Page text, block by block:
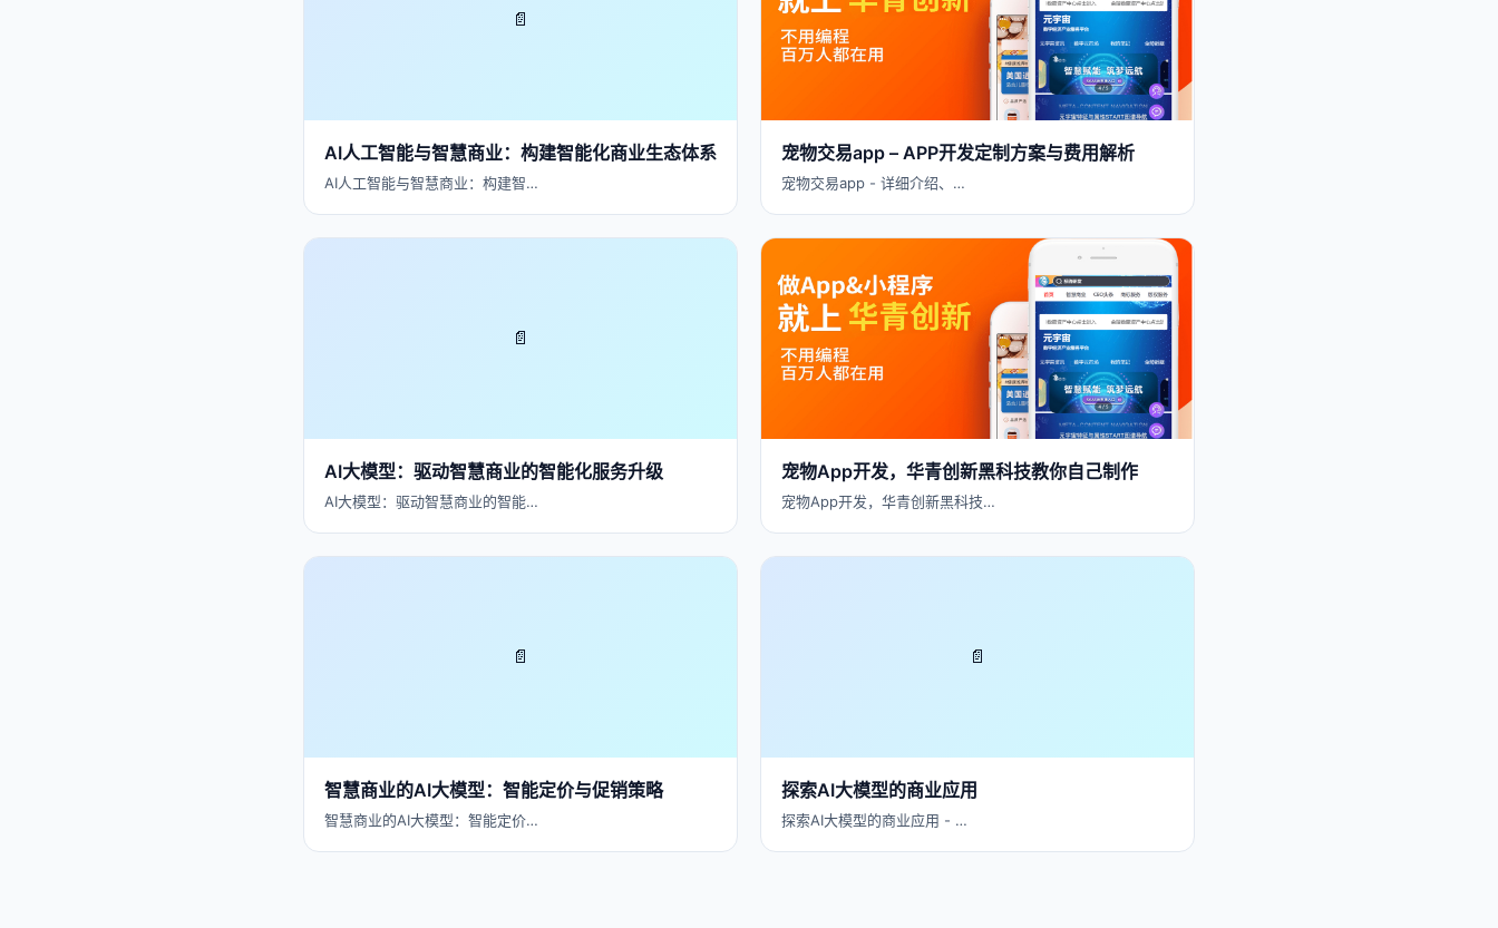
📄
AI人工智能与智慧商业：构建智能化商业生态体系
AI人工智能与智慧商业：构建智…
宠物交易app – APP开发定制方案与费用解析
宠物交易app - 详细介绍、…
📄
AI大模型：驱动智慧商业的智能化服务升级
AI大模型：驱动智慧商业的智能…
宠物App开发，华青创新黑科技教你自己制作
宠物App开发，华青创新黑科技…
📄
智慧商业的AI大模型：智能定价与促销策略
智慧商业的AI大模型：智能定价…
📄
探索AI大模型的商业应用
探索AI大模型的商业应用 - …